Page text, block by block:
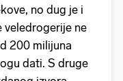
no dug je i
veledrogerije ne
200 milijuna
dati. S druge